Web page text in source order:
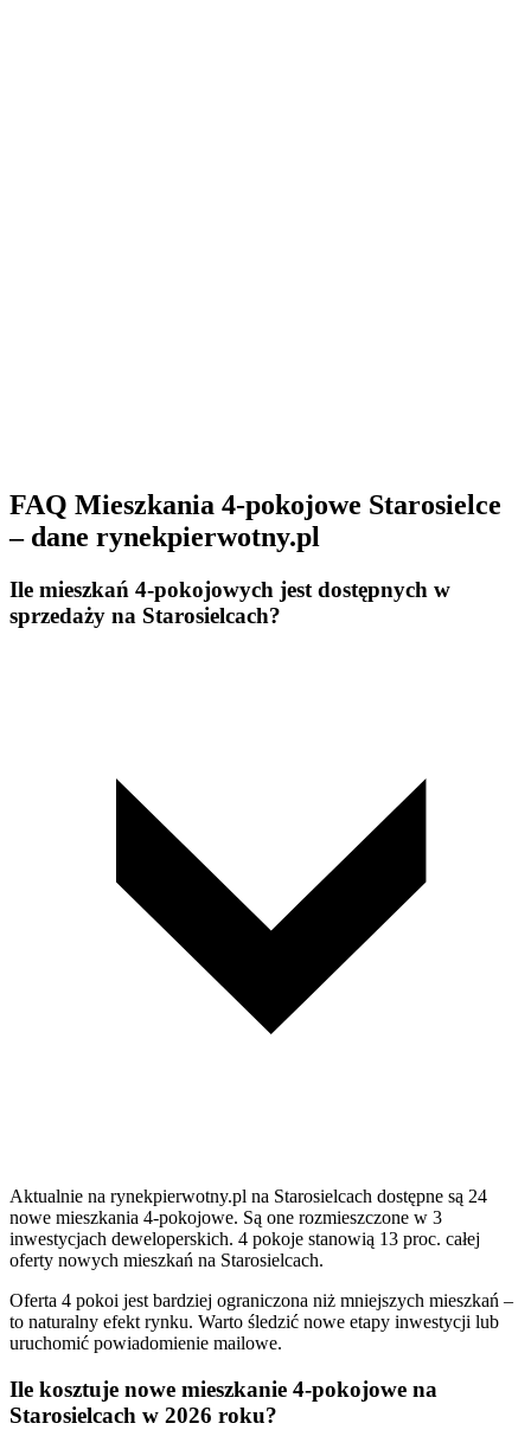
FAQ Mieszkania 4-pokojowe Starosielce
– dane rynekpierwotny.pl
Ile mieszkań 4-pokojowych jest dostępnych w
sprzedaży na Starosielcach?
Aktualnie na rynekpierwotny.pl na Starosielcach dostępne są 24
nowe mieszkania 4-pokojowe. Są one rozmieszczone w 3
inwestycjach deweloperskich. 4 pokoje stanowią 13 proc. całej
oferty nowych mieszkań na Starosielcach.
Oferta 4 pokoi jest bardziej ograniczona niż mniejszych mieszkań –
to naturalny efekt rynku. Warto śledzić nowe etapy inwestycji lub
uruchomić powiadomienie mailowe.
Ile kosztuje nowe mieszkanie 4-pokojowe na
Starosielcach w 2026 roku?